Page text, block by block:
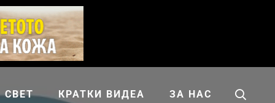
СВЕТ КРАТКИ ВИДЕА ЗА НАС